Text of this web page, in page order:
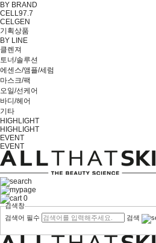
BY BRAND
CELL97.7
CELGEN
기획상품
BY LINE
클렌져
토너/솔루션
에센스/앰플/세럼
마스크/팩
오일/선케어
바디/헤어
기타
HIGHLIGHT
HIGHLIGHT
EVENT
EVENT
0
검색창
검색어 필수
검색